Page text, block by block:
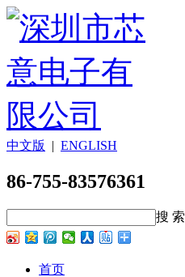
中文版 | ENGLISH
86-755-83576361
搜 索
首页